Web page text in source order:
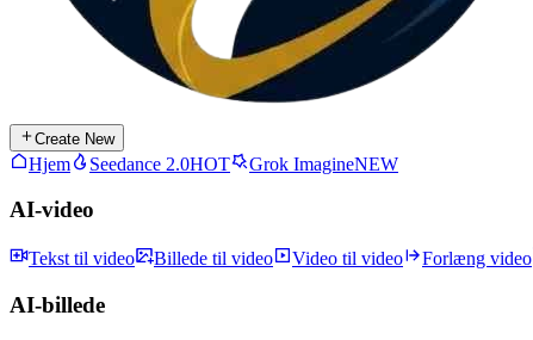
Create New
Hjem Seedance 2.0HOT Grok ImagineNEW
AI-video
Tekst til video Billede til video Video til video Forlæng video
AI-billede